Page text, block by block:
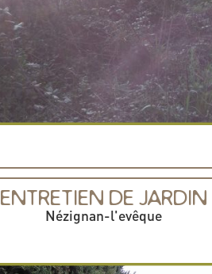
ENTRETIEN DE JARDIN
Nézignan-l'evêque